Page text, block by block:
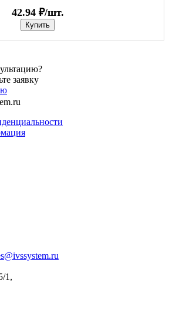
42.94 ₽/шт.
Купить
заявку
1,